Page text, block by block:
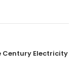
Century Electricity